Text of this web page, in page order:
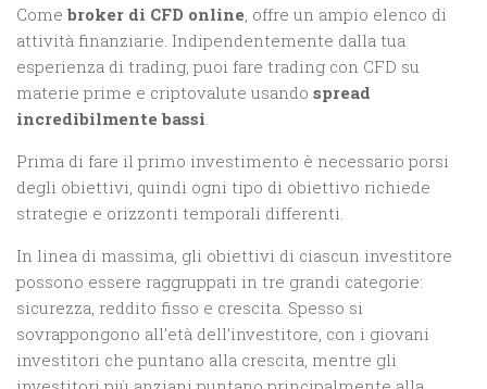
Come broker di CFD online, offre un ampio elenco di
attività finanziarie. Indipendentemente dalla tua
esperienza di trading, puoi fare trading con CFD su
materie prime e criptovalute usando spread
incredibilmente bassi.
Prima di fare il primo investimento è necessario porsi
degli obiettivi, quindi ogni tipo di obiettivo richiede
strategie e orizzonti temporali differenti.
In linea di massima, gli obiettivi di ciascun investitore
possono essere raggruppati in tre grandi categorie:
sicurezza, reddito fisso e crescita. Spesso si
sovrappongono all’età dell’investitore, con i giovani
investitori che puntano alla crescita, mentre gli